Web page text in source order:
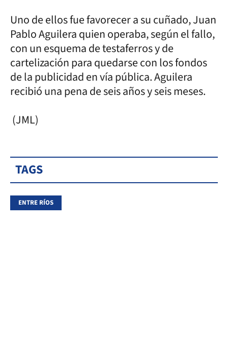
Uno de ellos fue favorecer a su cuñado, Juan
Pablo Aguilera quien operaba, según el fallo,
con un esquema de testaferros y de
cartelización para quedarse con los fondos
de la publicidad en vía pública. Aguilera
recibió una pena de seis años y seis meses.
(JML)
TAGS
ENTRE RÍOS